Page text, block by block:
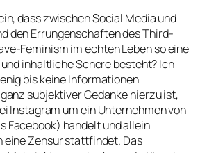
dass zwischen Social Media und
den Errungenschaften des Third-
Feminism im echten Leben so eine
inhaltliche Schere besteht? Ich
bis keine Informationen
subjektiver Gedanke hierzu ist,
Instagram um ein Unternehmen von
Facebook) handelt und allein
eine Zensur stattfindet. Das